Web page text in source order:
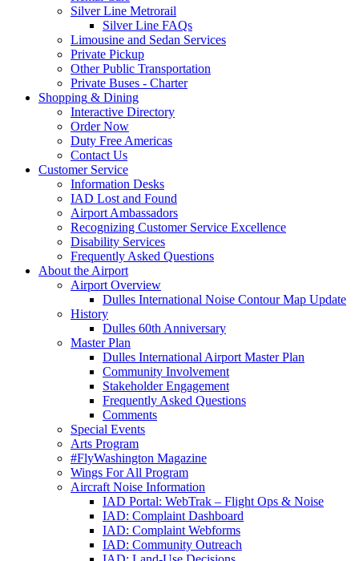
Silver Line Metrorail
Silver Line FAQs
Limousine and Sedan Services
Private Pickup
Other Public Transportation
Private Buses - Charter
Shopping & Dining
Interactive Directory
Order Now
Duty Free Americas
Contact Us
CustomerService
Information Desks
IAD Lost and Found
Airport Ambassadors
Recognizing Customer Service Excellence
Disability Services
Frequently Asked Questions
About the Airport
Airport Overview
Dulles International Noise Contour Map Update
History
Dulles 60th Anniversary
Master Plan
Dulles International Airport Master Plan
Community Involvement
Stakeholder Engagement
Frequently Asked Questions
Comments
Special Events
Arts Program
#FlyWashington Magazine
Wings For All Program
Aircraft Noise Information
IAD Portal: WebTrak – Flight Ops & Noise
IAD: Complaint Dashboard
IAD: Complaint Webforms
IAD: Community Outreach